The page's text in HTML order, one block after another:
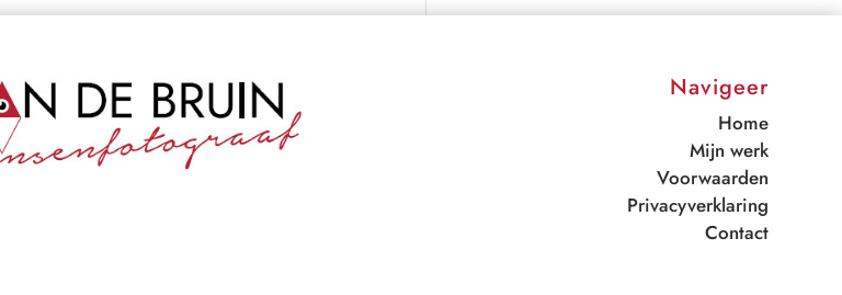
Navigeer
Home
Mijn werk
Voorwaarden
Privacyverklaring
Contact